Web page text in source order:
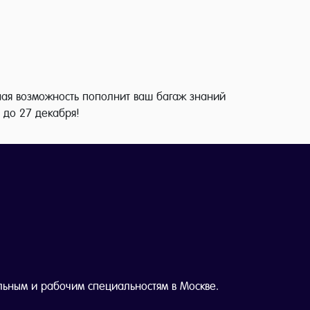
возможность пополнит ваш багаж знаний
27 декабря!
и рабочим специальностям в Москве.